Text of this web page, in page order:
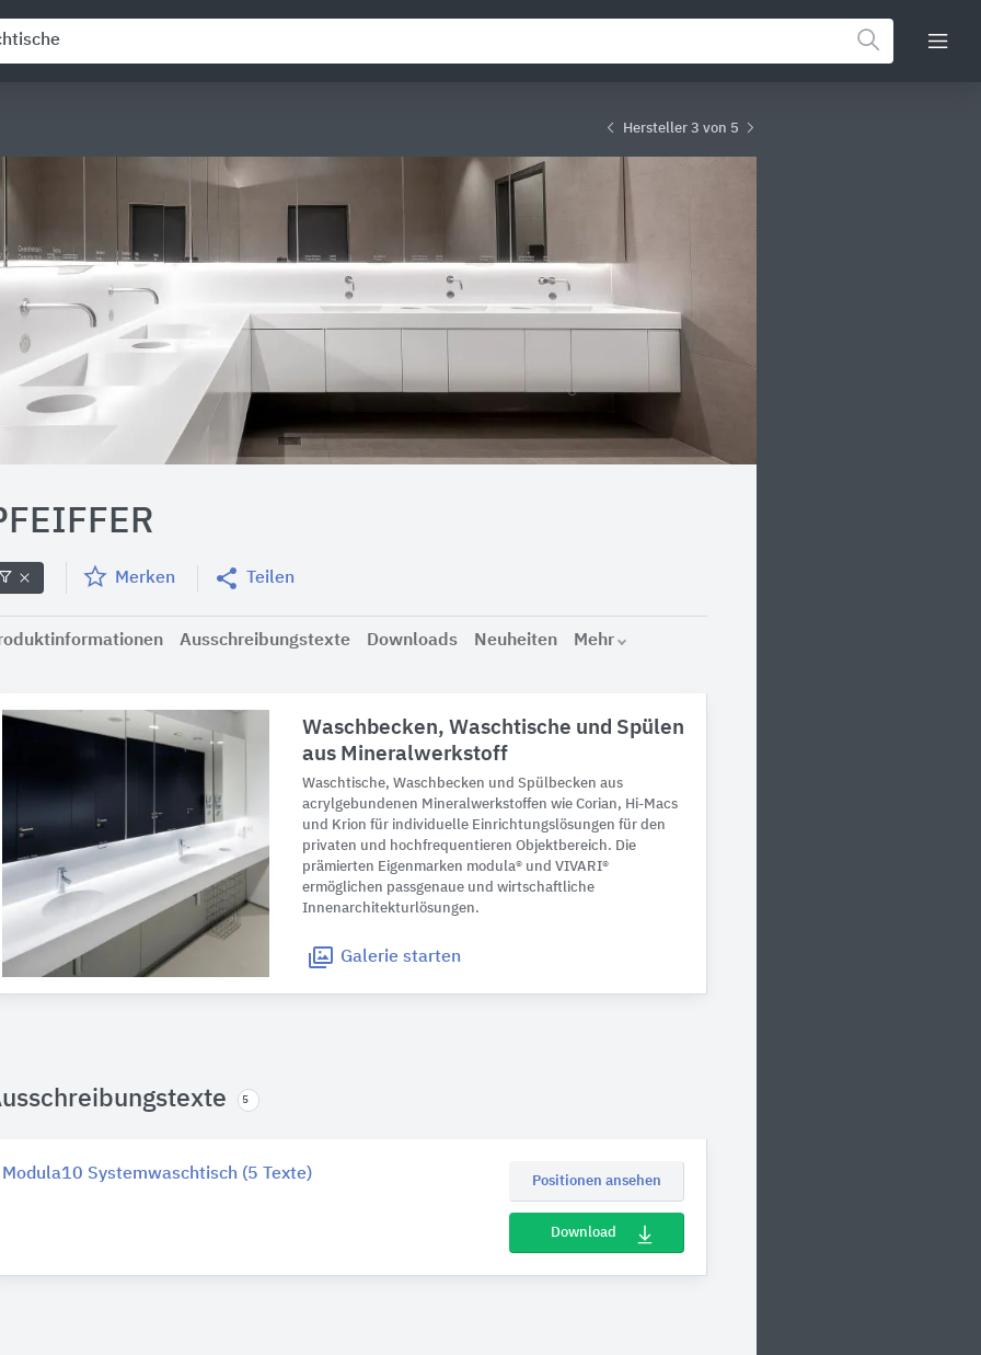
Hersteller 3 von 5
Merken Teilen
Ausschreibungstexte Downloads Neuheiten Mehr
Waschbecken, Waschtische und Spülen
aus Mineralwerkstoff
Waschtische, Waschbecken und Spülbecken aus
acrylgebundenen Mineralwerkstoffen wie Corian, Hi-Macs
und Krion für individuelle Einrichtungslösungen für den
privaten und hochfrequentieren Objektbereich. Die
prämierten Eigenmarken modula® und VIVARI®
ermöglichen passgenaue und wirtschaftliche
Innenarchitekturlösungen.
Galerie starten
5
Modula10 Systemwaschtisch (5 Texte) Positionen ansehen
Download